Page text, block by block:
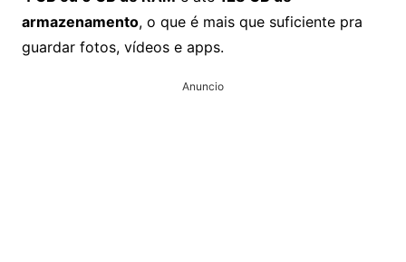
armazenamento, o que é mais que suficiente pra
guardar fotos, vídeos e apps.
Anuncio